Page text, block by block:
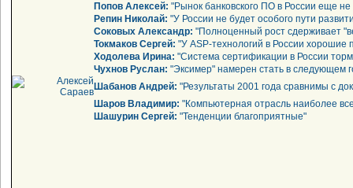
Попов Алексей: "Рынок банковского ПО в России еще
Репин Николай: "У России не будет особого пути
Соковых Александр: "Полноценный рост сдерживает
Токмаков Сергей: "У ASP-технологий в России хорошие
Ходолева Ирина: "Система сертификации в России
Чухнов Руслан: "Эксимер" намерен стать в следующем
Шабанов Андрей: "Результаты 2001 года сравнимы с
Шаров Владимир: "Компьютерная отрасль наиболее
Шашурин Сергей: "Тенденции благоприятные"